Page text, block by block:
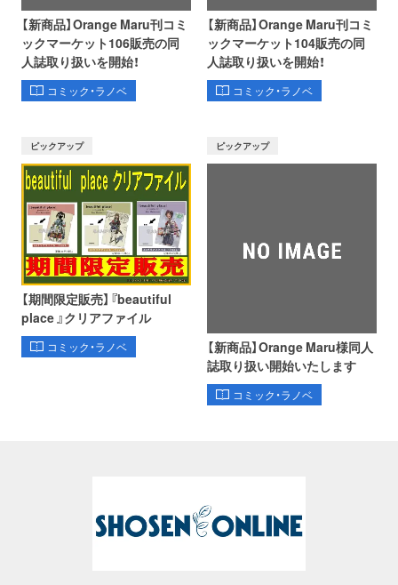
【新商品】Orange Maru刊コミ
ックマーケット106販売の同
人誌取り扱いを開始！
コミック・ラノベ
【新商品】Orange Maru刊コミ
ックマーケット104販売の同
人誌取り扱いを開始！
コミック・ラノベ
ピックアップ
【期間限定販売】『beautiful
place 』クリアファイル
コミック・ラノベ
ピックアップ
【新商品】Orange Maru様同人
誌取り扱い開始いたします
コミック・ラノベ